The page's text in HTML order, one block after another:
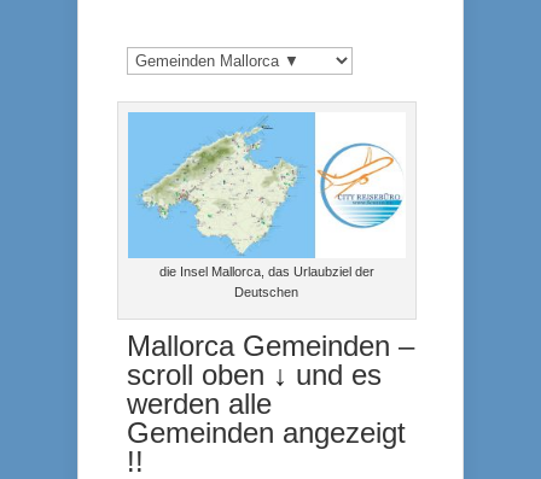
die Insel Mallorca, das Urlaubziel der
Deutschen
Mallorca Gemeinden –
scroll oben ↓ und es
werden alle
Gemeinden angezeigt
!!